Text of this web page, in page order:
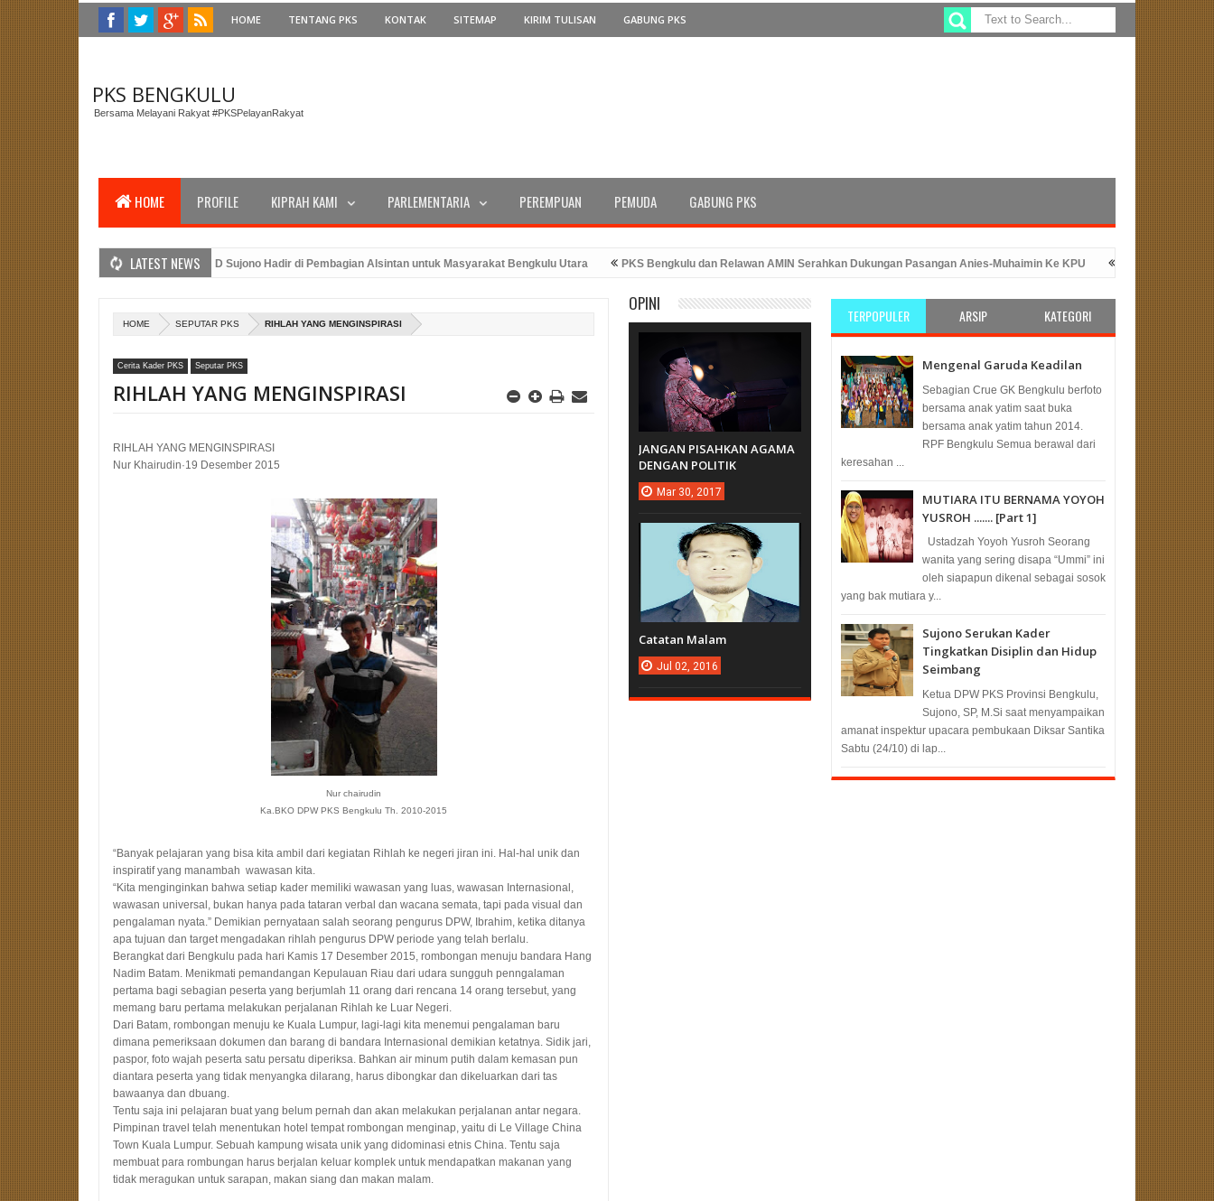
HOME TENTANG PKS KONTAK SITEMAP KIRIM TULISAN GABUNG PKS
PKS BENGKULU
Bersama Melayani Rakyat #PKSPelayanRakyat
HOME PROFILE KIPRAH KAMI PARLEMENTARIA PEREMPUAN PEMUDA GABUNG PKS
LATEST NEWS
Bengkulu, Anggota DPRD Sujono Hadir di Pembagian Alsintan untuk Masyarakat Bengkulu Utara PKS Bengkulu dan Relawan AMIN Serahkan Dukungan Pasangan Anies-Muhaimin Ke KPU Sefty Yuslinah Wakil
PKS Bengkulu dan Amanat Presiden PKS Dalam Peringatan Upacara HUT RI Ke-78 Tahun 2023 PKS Bengkulu: Solusi
Caleg PKS Benteng: Merancang Strategi Pemenangan Pemilu dengan Kehadiran Bang Hans
HOME SEPUTAR PKS RIHLAH YANG MENGINSPIRASI
Cerita Kader PKS Seputar PKS
RIHLAH YANG MENGINSPIRASI
RIHLAH YANG MENGINSPIRASI
Nur Khairudin·19 Desember 2015
Nur chairudin
Ka.BKO DPW PKS Bengkulu Th. 2010-2015
“Banyak pelajaran yang bisa kita ambil dari kegiatan Rihlah ke negeri jiran ini. Hal-hal unik dan
inspiratif yang manambah wawasan kita.
“Kita menginginkan bahwa setiap kader memiliki wawasan yang luas, wawasan Internasional,
wawasan universal, bukan hanya pada tataran verbal dan wacana semata, tapi pada visual dan
pengalaman nyata.” Demikian pernyataan salah seorang pengurus DPW, Ibrahim, ketika ditanya
apa tujuan dan target mengadakan rihlah pengurus DPW periode yang telah berlalu.
Berangkat dari Bengkulu pada hari Kamis 17 Desember 2015, rombongan menuju bandara Hang
Nadim Batam. Menikmati pemandangan Kepulauan Riau dari udara sungguh penngalaman
pertama bagi sebagian peserta yang berjumlah 11 orang dari rencana 14 orang tersebut, yang
memang baru pertama melakukan perjalanan Rihlah ke Luar Negeri.
Dari Batam, rombongan menuju ke Kuala Lumpur, lagi-lagi kita menemui pengalaman baru
dimana pemeriksaan dokumen dan barang di bandara Internasional demikian ketatnya. Sidik jari,
paspor, foto wajah peserta satu persatu diperiksa. Bahkan air minum putih dalam kemasan pun
diantara peserta yang tidak menyangka dilarang, harus dibongkar dan dikeluarkan dari tas
bawaanya dan dbuang.
Tentu saja ini pelajaran buat yang belum pernah dan akan melakukan perjalanan antar negara.
Pimpinan travel telah menentukan hotel tempat rombongan menginap, yaitu di Le Village China
Town Kuala Lumpur. Sebuah kampung wisata unik yang didominasi etnis China. Tentu saja
membuat para rombungan harus berjalan keluar komplek untuk mendapatkan makanan yang
tidak meragukan untuk sarapan, makan siang dan makan malam.
TERPOPULER ARSIP KATEGORI
Mengenal Garuda Keadilan
Sebagian Crue GK Bengkulu berfoto
bersama anak yatim saat buka
bersama anak yatim tahun 2014.
RPF Bengkulu Semua berawal dari
keresahan ...
MUTIARA ITU BERNAMA YOYOH
YUSROH ....... [Part 1]
Ustadzah Yoyoh Yusroh Seorang
wanita yang sering disapa “Ummi” ini
oleh siapapun dikenal sebagai sosok
yang bak mutiara y...
Sujono Serukan Kader
Tingkatkan Disiplin dan Hidup
Seimbang
Ketua DPW PKS Provinsi Bengkulu,
Sujono, SP, M.Si saat menyampaikan
amanat inspektur upacara pembukaan Diksar Santika
Sabtu (24/10) di lap...
OPINI
JANGAN PISAHKAN AGAMA
DENGAN POLITIK
Mar 30, 2017
Catatan Malam
Jul 02, 2016